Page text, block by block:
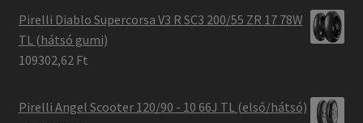
Pirelli Diablo Supercorsa V3 R SC3 200/55 ZR 17 78W
TL (hátsó gumi)
109302,62 Ft
Pirelli Angel Scooter 120/90 - 10 66J TL (első/hátsó)